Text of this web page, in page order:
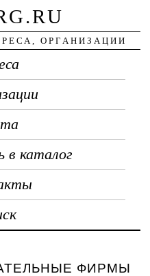
ОРГАНИЗАЦИИ
в каталог
ФИРМЫ